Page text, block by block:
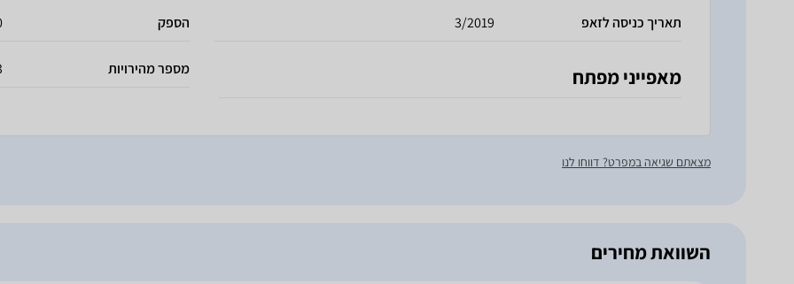
תאריך כניסה לזאפ 3/2019
מאפייני מפתח
הספק
מספר מהירויות
מצאתם שגיאה במפרט? דווחו לנו
השוואת מחירים